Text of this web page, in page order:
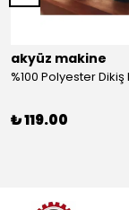
akyüz makine
₺ 119.00